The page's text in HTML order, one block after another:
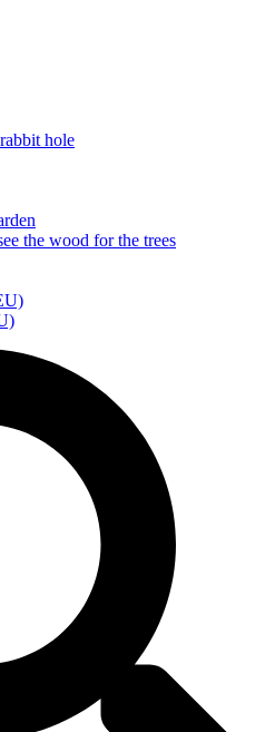
hole
the wood for the trees